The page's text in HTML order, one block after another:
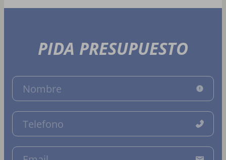
PIDA PRESUPUESTO